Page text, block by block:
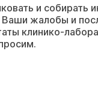
я три дня
было. Я
мазать, 2
такое, там
правильно
и собирать
жалобы и
клинико-